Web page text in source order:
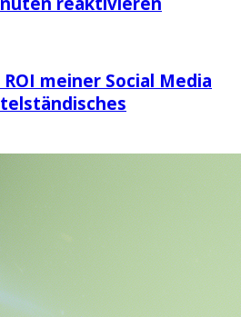
meiner Social Media